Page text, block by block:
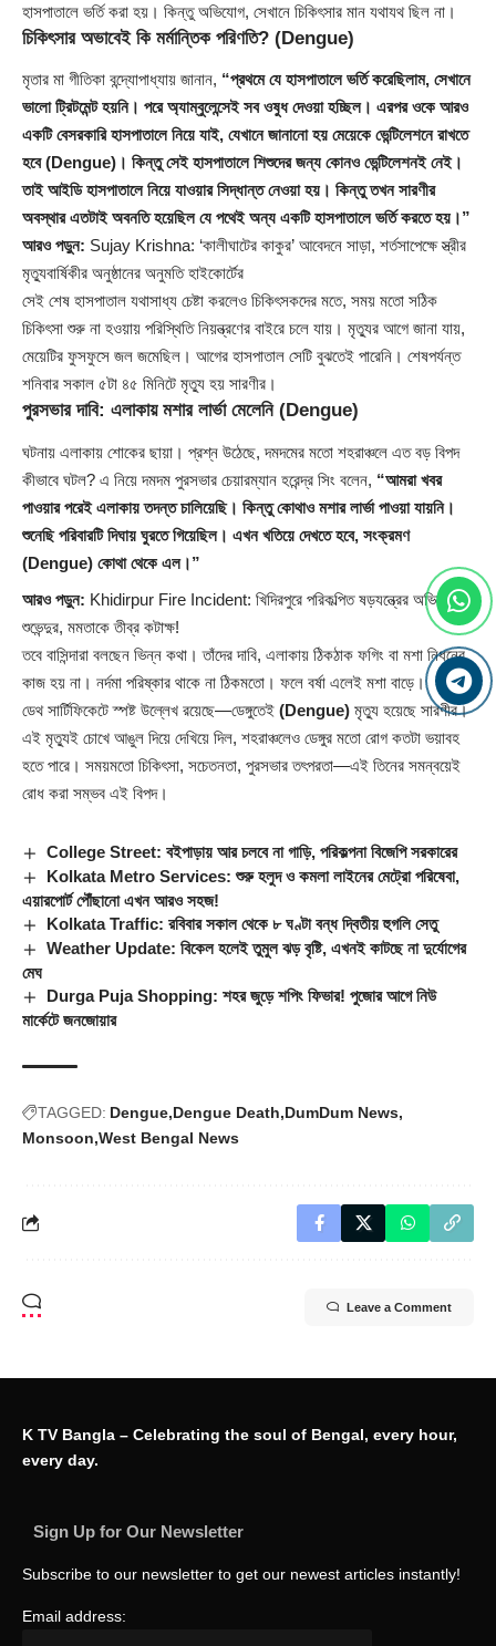
হাসপাতালে ভর্তি করা হয়। কিন্তু অভিযোগ, সেখানে চিকিৎসার মান যথাযথ ছিল না।
চিকিৎসার অভাবেই কি মর্মান্তিক পরিণতি? (Dengue)
মৃতার মা গীতিকা বন্দ্যোপাধ্যায় জানান, “প্রথমে যে হাসপাতালে ভর্তি করেছিলাম, সেখানে
ভালো ট্রিটমেন্ট হয়নি। পরে অ্যাম্বুলেন্সেই সব ওষুধ দেওয়া হচ্ছিল। এরপর ওকে আরও
একটি বেসরকারি হাসপাতালে নিয়ে যাই, যেখানে জানানো হয় মেয়েকে ভেন্টিলেশনে রাখতে
হবে(Dengue) । কিন্তু সেই হাসপাতালে শিশুদের জন্য কোনও ভেন্টিলেশনই নেই।
তাই আইডি হাসপাতালে নিয়ে যাওয়ার সিদ্ধান্ত নেওয়া হয়। কিন্তু তখন সারণীর
অবস্থার এতটাই অবনতি হয়েছিল যে পথেই অন্য একটি হাসপাতালে ভর্তি করতে হয়।”
আরও পড়ুন: Sujay Krishna: ‘কালীঘাটের কাকুর’ আবেদনে সাড়া, শর্তসাপেক্ষে স্ত্রীর
মৃত্যুবার্ষিকীর অনুষ্ঠানের অনুমতি হাইকোর্টের
সেই শেষ হাসপাতাল যথাসাধ্য চেষ্টা করলেও চিকিৎসকদের মতে, সময় মতো সঠিক
চিকিৎসা শুরু না হওয়ায় পরিস্থিতি নিয়ন্ত্রণের বাইরে চলে যায়। মৃত্যুর আগে জানা যায়,
মেয়েটির ফুসফুসে জল জমেছিল। আগের হাসপাতাল সেটি বুঝতেই পারেনি। শেষপর্যন্ত
শনিবার সকাল ৫টা ৪৫ মিনিটে মৃত্যু হয় সারণীর।
পুরসভার দাবি: এলাকায় মশার লার্ভা মেলেনি (Dengue)
ঘটনায় এলাকায় শোকের ছায়া। প্রশ্ন উঠেছে, দমদমের মতো শহরাঞ্চলে এত বড় বিপদ
কীভাবে ঘটল? এ নিয়ে দমদম পুরসভার চেয়ারম্যান হরেন্দ্র সিং বলেন, “আমরা খবর
পাওয়ার পরেই এলাকায় তদন্ত চালিয়েছি। কিন্তু কোথাও মশার লার্ভা পাওয়া যায়নি।
শুনেছি পরিবারটি দিঘায় ঘুরতে গিয়েছিল। এখন খতিয়ে দেখতে হবে, সংক্রমণ
(Dengue) কোথা থেকে এল।”
আরও পড়ুন: Khidirpur Fire Incident: খিদিরপুরে পরিকল্পিত ষড়যন্ত্রের অভিযোগ
শুভেন্দুর, মমতাকে তীব্র কটাক্ষ!
তবে বাসিন্দারা বলছেন ভিন্ন কথা। তাঁদের দাবি, এলাকায় ঠিকঠাক ফগিং বা মশা নিধনের
কাজ হয় না। নর্দমা পরিষ্কার থাকে না ঠিকমতো। ফলে বর্ষা এলেই মশা বাড়ে।
ডেথ সার্টিফিকেটে স্পষ্ট উল্লেখ রয়েছে—ডেঙ্গুতেই (Dengue) মৃত্যু হয়েছে সারণীর।
এই মৃত্যুই চোখে আঙুল দিয়ে দেখিয়ে দিল, শহরাঞ্চলেও ডেঙ্গুর মতো রোগ কতটা ভয়াবহ
হতে পারে। সময়মতো চিকিৎসা, সচেতনতা, পুরসভার তৎপরতা—এই তিনের সমন্বয়েই
রোধ করা সম্ভব এই বিপদ।
College Street: বইপাড়ায় আর চলবে না গাড়ি, পরিকল্পনা বিজেপি সরকারের
Kolkata Metro Services: শুরু হলুদ ও কমলা লাইনের মেট্রো পরিষেবা,
এয়ারপোর্ট পৌঁছানো এখন আরও সহজ!
Kolkata Traffic: রবিবার সকাল থেকে ৮ ঘণ্টা বন্ধ দ্বিতীয় হুগলি সেতু
Weather Update: বিকেল হলেই তুমুল ঝড় বৃষ্টি, এখনই কাটছে না দুর্যোগের
মেঘ
Durga Puja Shopping: শহর জুড়ে শপিং ফিভার! পুজোর আগে নিউ
মার্কেটে জনজোয়ার
TAGGED: Dengue Dengue Death DumDum News
Monsoon West Bengal News
Leave a Comment
K TV Bangla – Celebrating the soul of Bengal, every hour,
every day.
Sign Up for Our Newsletter
Subscribe to our newsletter to get our newest articles instantly!
Email address: